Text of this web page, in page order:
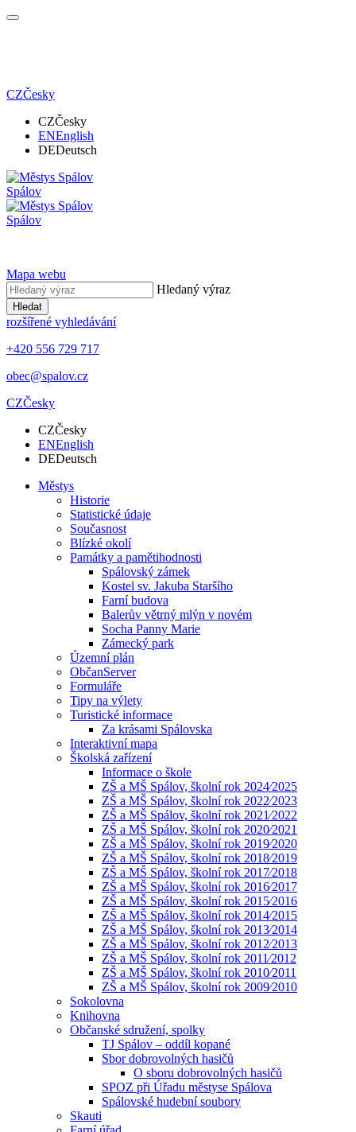
CZČesky
CZČesky
ENEnglish
DEDeutsch
Spálov
Spálov
Mapa webu
Hledaný výraz
Hledat
rozšířené vyhledávání
+420 556 729 717
obec@spalov.cz
CZČesky
CZČesky
ENEnglish
DEDeutsch
Městys
Historie
Statistické údaje
Současnost
Blízké okolí
Památky a pamětihodnosti
Spálovský zámek
Kostel sv. Jakuba Staršího
Farní budova
Balerův větrný mlýn v novém
Socha Panny Marie
Zámecký park
Územní plán
ObčanServer
Formuláře
Tipy na výlety
Turistické informace
Za krásami Spálovska
Interaktivní mapa
Školská zařízení
Informace o škole
ZŠ a MŠ Spálov, školní rok 2024⁄2025
ZŠ a MŠ Spálov, školní rok 2022⁄2023
ZŠ a MŠ Spálov, školní rok 2021⁄2022
ZŠ a MŠ Spálov, školní rok 2020⁄2021
ZŠ a MŠ Spálov, školní rok 2019⁄2020
ZŠ a MŠ Spálov, školní rok 2018⁄2019
ZŠ a MŠ Spálov, školní rok 2017⁄2018
ZŠ a MŠ Spálov, školní rok 2016⁄2017
ZŠ a MŠ Spálov, školní rok 2015⁄2016
ZŠ a MŠ Spálov, školní rok 2014⁄2015
ZŠ a MŠ Spálov, školní rok 2013⁄2014
ZŠ a MŠ Spálov, školní rok 2012⁄2013
ZŠ a MŠ Spálov, školní rok 2011⁄2012
ZŠ a MŠ Spálov, školní rok 2010⁄2011
ZŠ a MŠ Spálov, školní rok 2009⁄2010
Sokolovna
Knihovna
Občanské sdružení, spolky
TJ Spálov – oddíl kopané
Sbor dobrovolných hasičů
O sboru dobrovolných hasičů
SPOZ při Úřadu městyse Spálova
Spálovské hudební soubory
Skauti